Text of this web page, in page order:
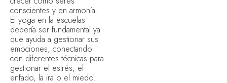
conscientes y en armonía.
El yoga en la escuelas
debería ser fundamental ya
que ayuda a gestionar sus
emociones, conectando
con diferentes técnicas para
gestionar el estrés, el
enfado, la ira o el miedo.